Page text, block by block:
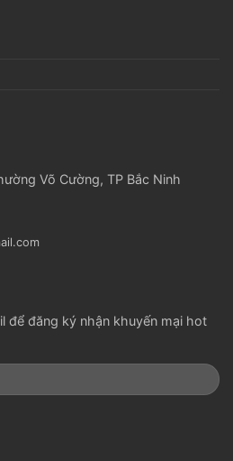
Võ Cường, TP Bắc Ninh
để đăng ký nhận khuyến mại hot